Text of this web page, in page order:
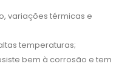
variações térmicas e
temperaturas;
bem à corrosão e tem